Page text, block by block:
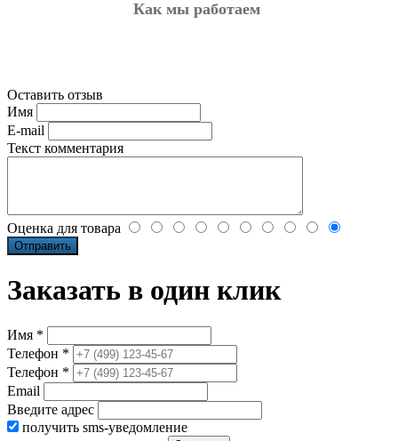
Как мы работаем
Оставить отзыв
Имя
E-mail
Текст комментария
Оценка для товара
Заказать в один клик
Имя *
Телефон *
Телефон *
Email
Введите адрес
получить sms-уведомление